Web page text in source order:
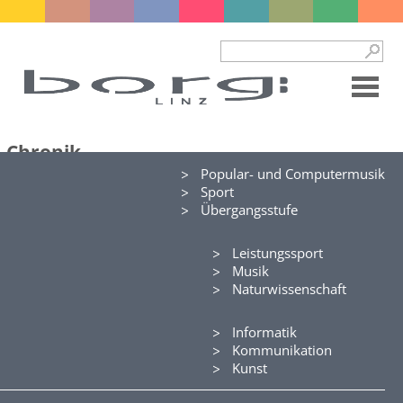
Popular- und Computermusik
Sport
Übergangsstufe
Leistungssport
Musik
Naturwissenschaft
Informatik
Kommunikation
Kunst
Chronik